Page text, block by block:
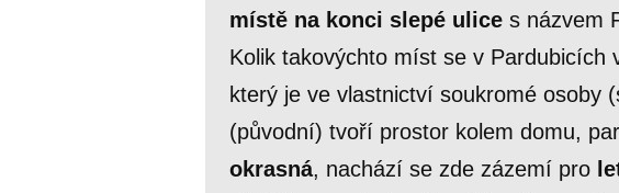
místě na konci slepé ulice s názvem
Kolik takovýchto míst se v Pardubicích
který je ve vlastnictví soukromé osoby
(původní) tvoří prostor kolem domu,
okrasná, nachází se zde zázemí pro